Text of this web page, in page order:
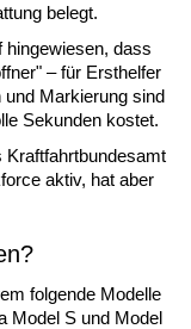
belegt.
hingewiesen, dass
– für Ersthelfer
und Markierung sind
Sekunden kostet.
Kraftfahrtbundesamt
aktiv, hat aber
folgende Modelle
Model S und Model